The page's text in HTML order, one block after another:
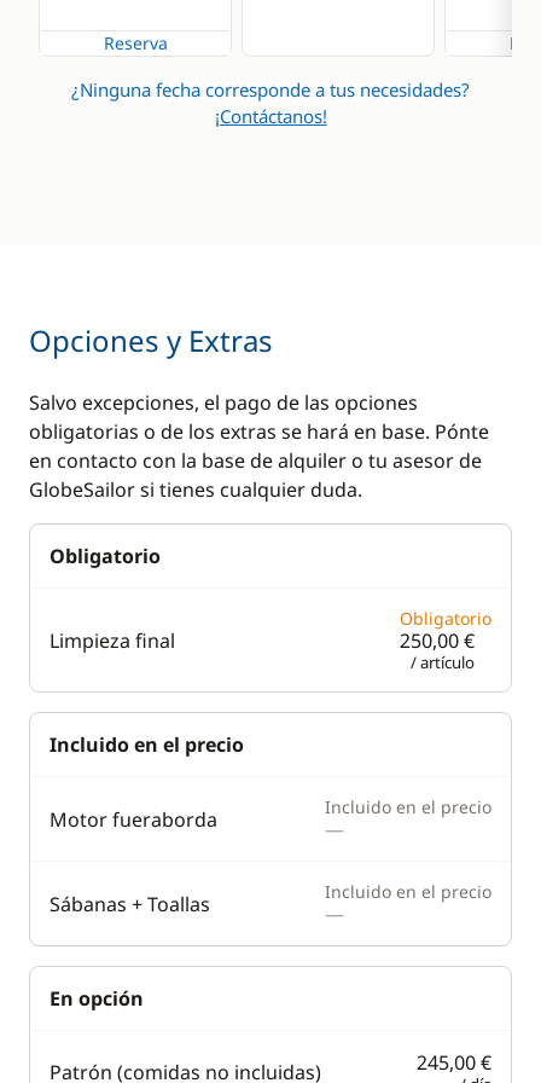
Reserva
¿Ninguna fecha corresponde a tus necesidades?
¡Contáctanos!
Opciones y Extras
Salvo excepciones, el pago de las opciones
obligatorias o de los extras se hará en base. Pónte
en contacto con la base de alquiler o tu asesor de
GlobeSailor si tienes cualquier duda.
Obligatorio
Limpieza final
Obligatorio
250,00 €
/ artículo
Incluido en el precio
Motor fueraborda Incluido en el precio
—
Sábanas + Toallas Incluido en el precio
—
En opción
Patrón (comidas no incluidas) 245,00 €